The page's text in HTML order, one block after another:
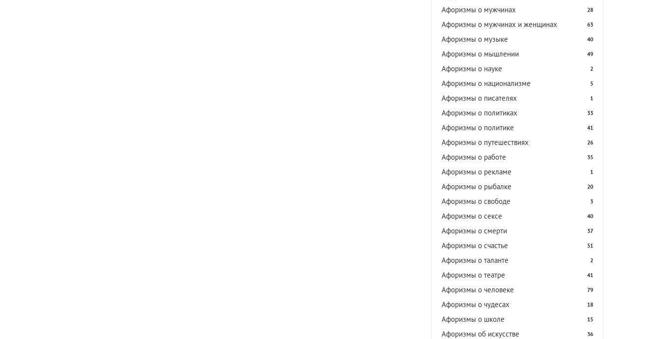
Афоризмы о мужчинах 28
Афоризмы о мужчинах и женщинах 63
Афоризмы о музыке 40
Афоризмы о мышлении 49
Афоризмы о науке 2
Афоризмы о национализме 5
Афоризмы о писателях 1
Афоризмы о политиках 33
Афоризмы о политике 41
Афоризмы о путешествиях 26
Афоризмы о работе 35
Афоризмы о рекламе 1
Афоризмы о рыбалке 20
Афоризмы о свободе 3
Афоризмы о сексе 40
Афоризмы о смерти 37
Афоризмы о счастье 51
Афоризмы о таланте 2
Афоризмы о театре 41
Афоризмы о человеке 79
Афоризмы о чудесах 18
Афоризмы о школе 15
Афоризмы об искусстве 36